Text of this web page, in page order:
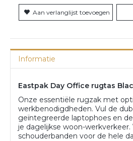
Aan verlanglijst toevoegen
Informatie
Eastpak Day Office rugtas
Onze essentiële rugzak met
werkbenodigdheden. Vul de
geïntegreerde laptophoes en
je dagelijkse woon-
schouderbanden voor de hele